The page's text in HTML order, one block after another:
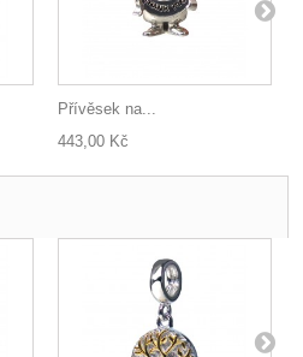
Přívěsek na...
443,00 Kč